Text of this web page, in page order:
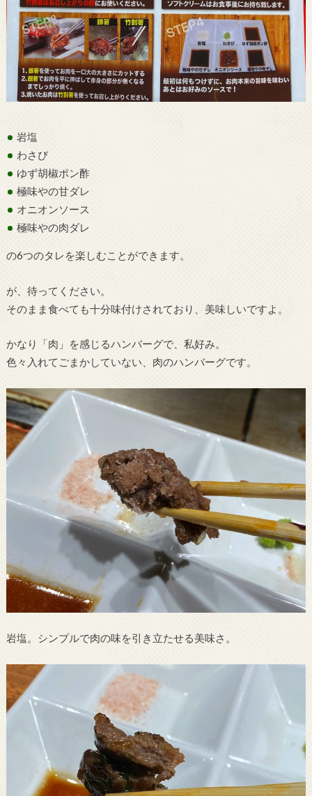
岩塩
わさび
ゆず胡椒ポン酢
極味やの甘ダレ
オニオンソース
極味やの肉ダレ
の6つのタレを楽しむことができます。
が、待ってください。
そのまま食べても十分味付けされており、美味しいですよ。
かなり「肉」を感じるハンバーグで、私好み。
色々入れてごまかしていない、肉のハンバーグです。
岩塩。シンプルで肉の味を引き立たせる美味さ。